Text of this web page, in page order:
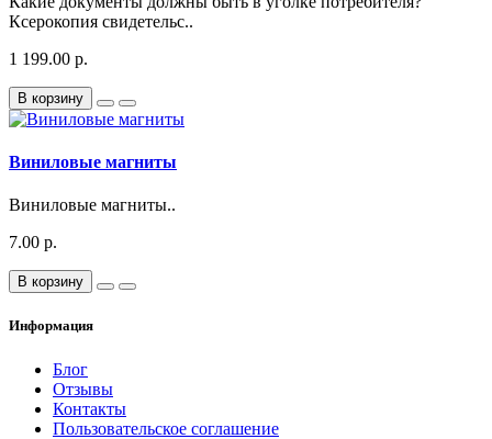
Ксерокопия свидетельс..
1 199.00 р.
В корзину
Виниловые магниты
Виниловые магниты..
7.00 р.
В корзину
Информация
Блог
Отзывы
Контакты
Пользовательское соглашение